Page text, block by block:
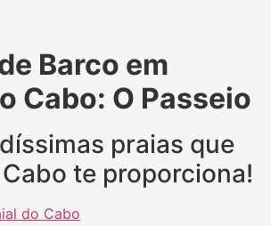
Barco em
Cabo: O Passeio
praias que
te proporciona!